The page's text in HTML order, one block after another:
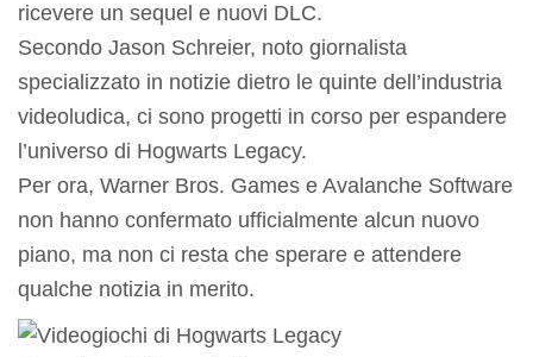
ricevere un sequel e nuovi DLC.
Secondo Jason Schreier, noto giornalista
specializzato in notizie dietro le quinte dell’industria
videoludica, ci sono progetti in corso per espandere
l’universo di Hogwarts Legacy.
Per ora, Warner Bros. Games e Avalanche Software
non hanno confermato ufficialmente alcun nuovo
piano, ma non ci resta che sperare e attendere
qualche notizia in merito.